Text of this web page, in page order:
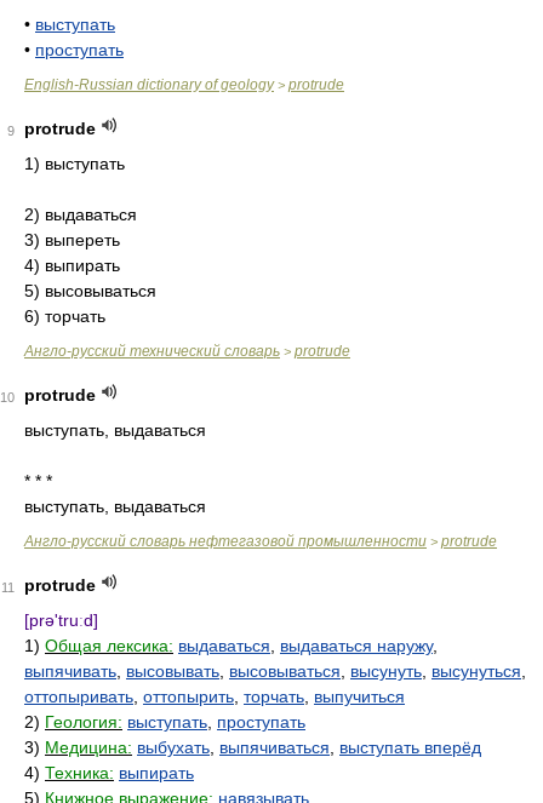
• выступать
• проступать
English-Russian dictionary of geology> protrude
9
protrude
1) выступать
2) выдаваться
3) выпереть
4) выпирать
5) высовываться
6) торчать
Англо-русский технический словарь > protrude
10
protrude
выступать, выдаваться
* * *
выступать, выдаваться
Англо-русский словарь нефтегазовой промышленности > protrude
11
protrude
[prə'truːd]
1) Общая лексика: выдаваться выдаваться наружу,
выпячивать высовывать высовываться высунуть высунуться
оттопыривать оттопырить торчать выпучиться
2) Геология: выступать проступать
3) Медицина: выбухать выпячиваться
выступать вперёд
4) Техника: выпирать
5) Книжное выражение: навязывать